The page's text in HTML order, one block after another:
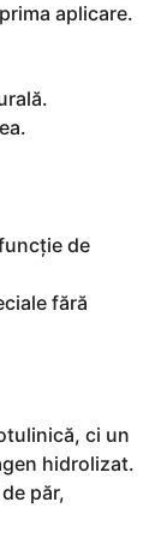
aplicare.
de
fără
ci un
hidrolizat.
păr,